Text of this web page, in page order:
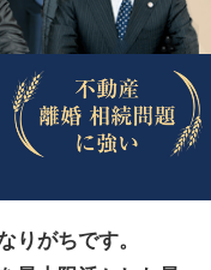
がちです。